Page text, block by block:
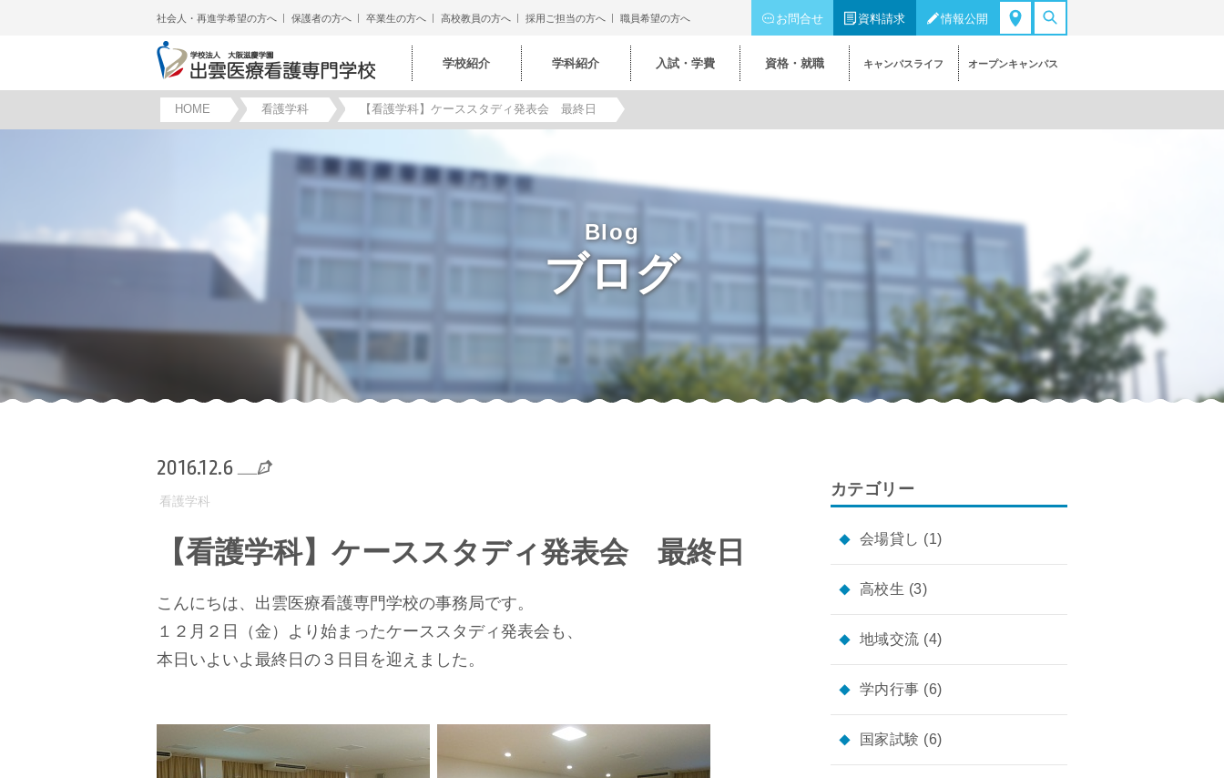
社会人・再進学希望の方へ 保護者の方へ 卒業生の方へ 高校教員の方へ 採用ご担当の方へ 職員希望の方へ お問合せ 資料請求 情報公開
学校紹介 学科紹介 入試・学費 資格・就職 キャンパスライフ オープンキャンパス
HOME 看護学科 【看護学科】ケーススタディ発表会 最終日
Blog
ブログ
2016.12.6
看護学科
【看護学科】ケーススタディ発表会 最終日
こんにちは、出雲医療看護専門学校の事務局です。
１２月２日（金）より始まったケーススタディ発表会も、
本日いよいよ最終日の３日目を迎えました。
カテゴリー
会場貸し (1)
高校生 (3)
地域交流 (4)
学内行事 (6)
国家試験 (6)